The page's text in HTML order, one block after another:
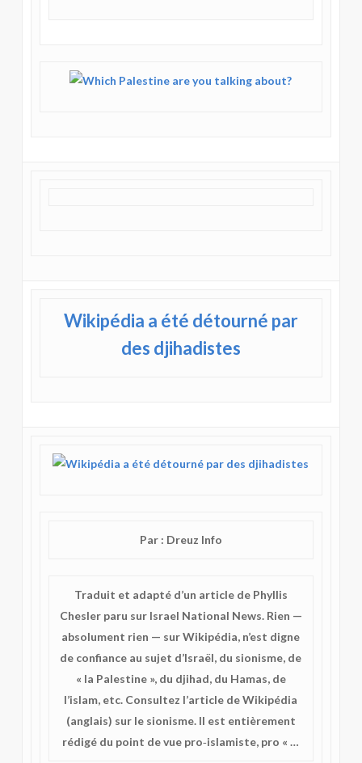
Wikipédia a été détourné par
des djihadistes
Par : Dreuz Info
Traduit et adapté d’un article de Phyllis
Chesler paru sur Israel National News. Rien —
absolument rien — sur Wikipédia, n’est digne
de confiance au sujet d’Israël, du sionisme, de
« la Palestine », du djihad, du Hamas, de
l’islam, etc. Consultez l’article de Wikipédia
(anglais) sur le sionisme. Il est entièrement
rédigé du point de vue pro‑islamiste, pro « …